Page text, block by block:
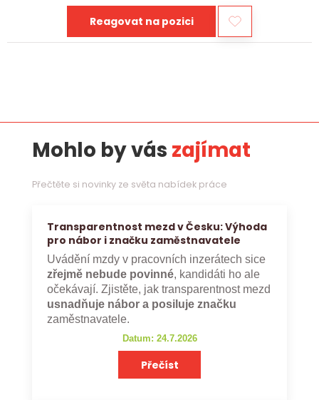
Reagovat na pozici
Mohlo by vás zajímat
Přečtěte si novinky ze světa nabídek práce
Transparentnost mezd v Česku: Výhoda
pro nábor i značku zaměstnavatele
Uvádění mzdy v pracovních inzerátech sice
zřejmě nebude povinné, kandidáti ho ale
očekávají. Zjistěte, jak transparentnost mezd
usnadňuje nábor a posiluje značku
zaměstnavatele.
Datum: 24.7.2026
Přečíst